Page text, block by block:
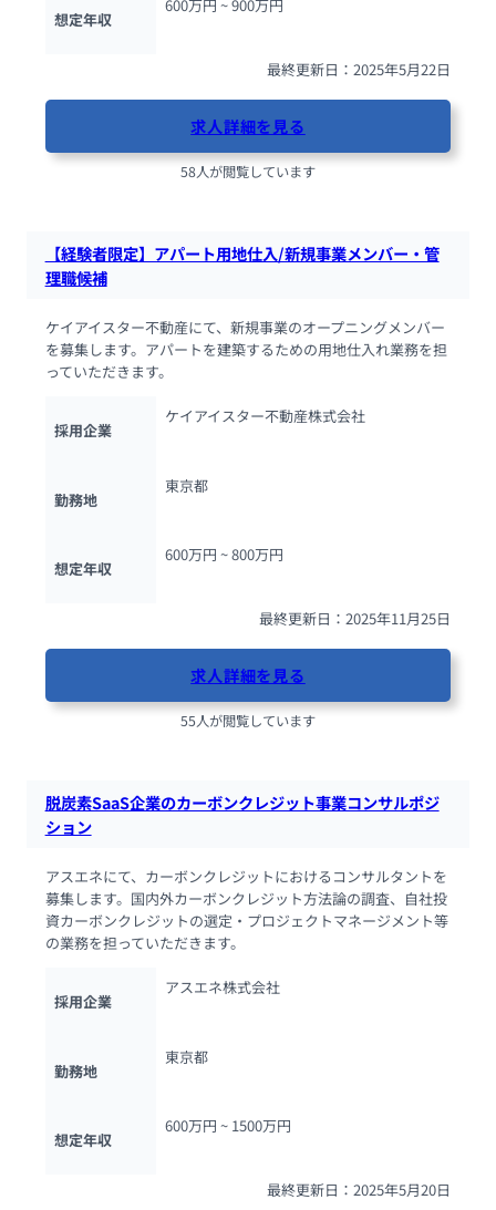
想定年収
600万円 ~ 900万円
最終更新日：2025年5月22日
求人詳細を見る
58人が閲覧しています
【経験者限定】アパート用地仕入/新規事業メンバー・管
理職候補
ケイアイスター不動産にて、新規事業のオープニングメンバー
を募集します。アパートを建築するための用地仕入れ業務を担
っていただきます。
採用企業
ケイアイスター不動産株式会社
勤務地
東京都
想定年収
600万円 ~ 800万円
最終更新日：2025年11月25日
求人詳細を見る
55人が閲覧しています
脱炭素SaaS企業のカーボンクレジット事業コンサルポジ
ション
アスエネにて、カーボンクレジットにおけるコンサルタントを
募集します。国内外カーボンクレジット方法論の調査、自社投
資カーボンクレジットの選定・プロジェクトマネージメント等
の業務を担っていただきます。
採用企業
アスエネ株式会社
勤務地
東京都
想定年収
600万円 ~ 1500万円
最終更新日：2025年5月20日